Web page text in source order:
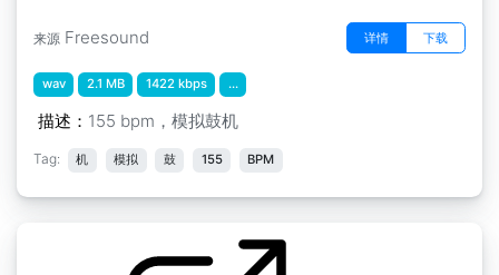
来源 Freesound 详情 下载
wav 2.1 MB 1422 kbps ...
描述： 155 bpm，模拟鼓机
Tag: 机 模拟 鼓 155 BPM